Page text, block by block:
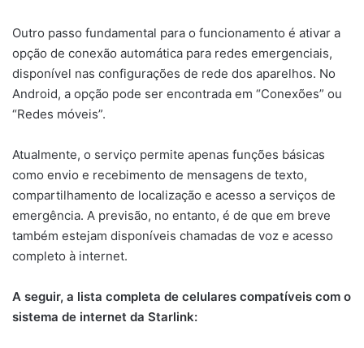
Outro passo fundamental para o funcionamento é ativar a
opção de conexão automática para redes emergenciais,
disponível nas configurações de rede dos aparelhos. No
Android, a opção pode ser encontrada em “Conexões” ou
“Redes móveis”.
Atualmente, o serviço permite apenas funções básicas
como envio e recebimento de mensagens de texto,
compartilhamento de localização e acesso a serviços de
emergência. A previsão, no entanto, é de que em breve
também estejam disponíveis chamadas de voz e acesso
completo à internet.
A seguir, a lista completa de celulares compatíveis com o
sistema de internet da Starlink: